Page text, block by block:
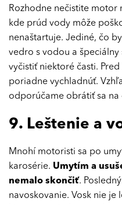
Rozhodne nečistite motor
kde prúd vody môže
nenaštartuje. Jediné, čo
vedro s vodou a
vyčistiť niektoré časti.
poriadne vychladnúť.
odporúčame obrátiť sa na
9. Leštenie a
Mnohí motoristi sa po
karosérie. Umytím a
nemalo skončiť.
navoskovanie. Vosk nie je